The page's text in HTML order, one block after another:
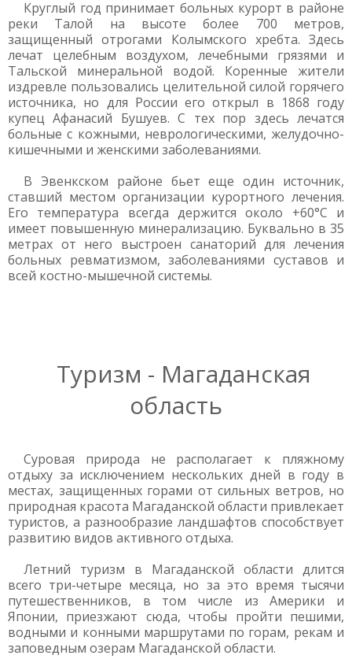
Круглый год принимает больных курорт в районе
реки Талой на высоте более 700 метров,
защищенный отрогами Колымского хребта. Здесь
лечат целебным воздухом, лечебными грязями и
Тальской минеральной водой. Коренные жители
издревле пользовались целительной силой горячего
источника, но для России его открыл в 1868 году
купец Афанасий Бушуев. С тех пор здесь лечатся
больные с кожными, неврологическими, желудочно-
кишечными и женскими заболеваниями.
В Эвенкском районе бьет еще один источник,
ставший местом организации курортного лечения.
Его температура всегда держится около +60°С и
имеет повышенную минерализацию. Буквально в 35
метрах от него выстроен санаторий для лечения
больных ревматизмом, заболеваниями суставов и
всей костно-мышечной системы.
Туризм - Магаданская
область
Суровая природа не располагает к пляжному
отдыху за исключением нескольких дней в году в
местах, защищенных горами от сильных ветров, но
природная красота Магаданской области привлекает
туристов, а разнообразие ландшафтов способствует
развитию видов активного отдыха.
Летний туризм в Магаданской области длится
всего три-четыре месяца, но за это время тысячи
путешественников, в том числе из Америки и
Японии, приезжают сюда, чтобы пройти пешими,
водными и конными маршрутами по горам, рекам и
заповедным озерам Магаданской области.